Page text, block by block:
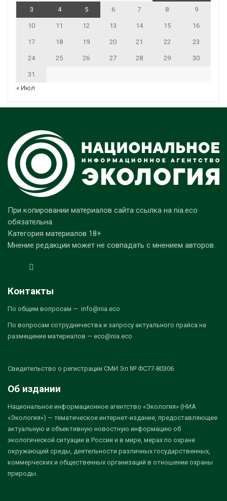
3 4 5 6 7 8 9
10 11 12 13 14 15 16
17 18 19 20 21 22 23
24 25 26 27 28 29 30
31
« Июл
При копировании материалов сайта ссылка на nia.eco
обязательна.
Категория материалов 18+
Мнение редакции может не совпадать с мнением авторов.
Контакты
По общим вопросам — info@nia.eco
По вопросам сотрудничества и запросу актуального прайса на
размещение материалов — eco@nia.eco
Свидетельство о регистрации СМИ Эл № ФС77-80306
Об издании
Национальное информационное агентство «Экология» (НИА
«Экология») — тематическое интернет-издание, предоставляющее
актуальную и объективную новостную информацию об
экологической ситуации в России и в мире, мерах по охране
окружающей среды, деятельности различных государственных,
коммерческих и общественных организаций в отношении охраны
природы.